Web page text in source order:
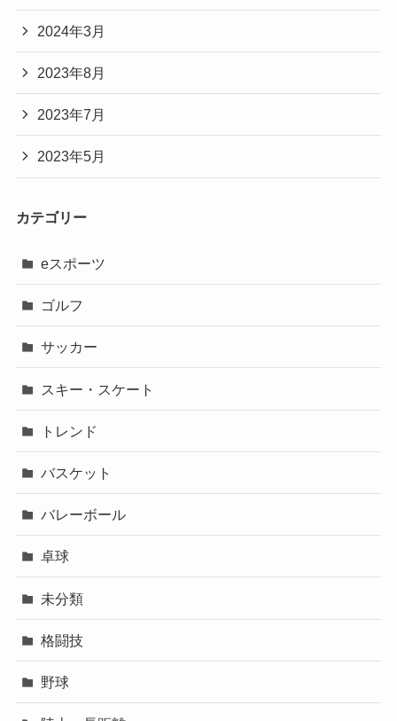
2024年3月
2023年8月
2023年7月
2023年5月
カテゴリー
eスポーツ
ゴルフ
サッカー
スキー・スケート
トレンド
バスケット
バレーボール
卓球
未分類
格闘技
野球